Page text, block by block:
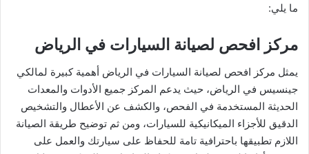
ما يلي:
مركز افحص لصيانة السيارات في الرياض
يمثل مركز افحص لصيانة السيارات في الرياض أهمية كبيرة لمالكي
جينسيس في الرياض، حيث يدعم المركز جميع الأدوات والمعدات
الحديثة المستخدمة في الفحص، والكشف عن الأعطال والتشخيص
الدقيق للأجزاء الميكانيكية للسيارات، ومن ثم توضيح طريقة الصيانة
اللازم تطبيقها باحترافية تامة للحفاظ على سيارتك والعمل على